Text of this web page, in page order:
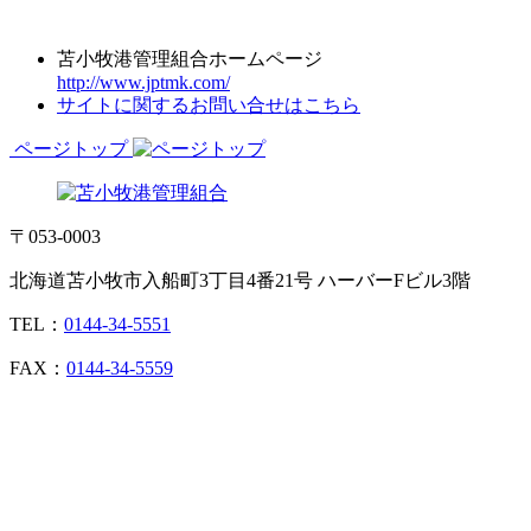
苫小牧港管理組合ホームページ
http://www.jptmk.com/
サイトに関するお問い合せはこちら
ページトップ
〒053-0003
北海道苫小牧市入船町3丁目4番21号 ハーバーFビル3階
TEL： 0144-34-5551
FAX： 0144-34-5559